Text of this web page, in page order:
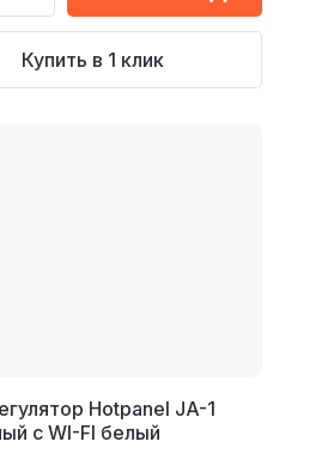
Купить в 1 клик
Hotpanel JA-1
с WI-FI белый